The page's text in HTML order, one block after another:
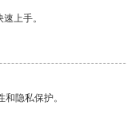
上手。
隐私保护。